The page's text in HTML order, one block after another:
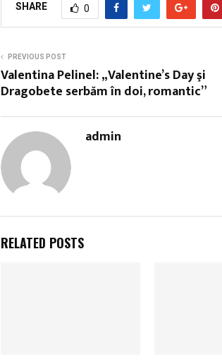
SHARE 0
PREVIOUS POST
Valentina Pelinel: „Valentine’s Day şi
Dragobete serbăm în doi, romantic”
admin
RELATED POSTS